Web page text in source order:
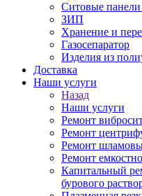
Ситовые панели
ЗИП
Хранение и
Газосепаратор
Изделия из
Доставка
Наши услуги
Назад
Наши услуги
Ремонт
Ремонт
Ремонт
Ремонт
Капитальный
бурового